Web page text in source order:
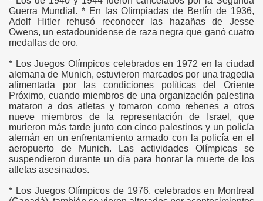
Guerra Mundial. * En las Olimpiadas de Berlí­n de 1936,
Adolf Hitler rehusó reconocer las hazañas de Jesse
Owens, un estadounidense de raza negra que ganó cuatro
medallas de oro.
* Los Juegos Olímpicos celebrados en 1972 en la ciudad
alemana de Munich, estuvieron marcados por una tragedia
alimentada por las condiciones polí­ticas del Oriente
Próximo, cuando miembros de una organización palestina
mataron a dos atletas y tomaron como rehenes a otros
nueve miembros de la representación de Israel, que
murieron más tarde junto con cinco palestinos y un policía
alemán en un enfrentamiento armado con la policía en el
aeropuerto de Munich. Las actividades Olímpicas se
suspendieron durante un dí­a para honrar la muerte de los
atletas asesinados.
* Los Juegos Olímpicos de 1976, celebrados en Montreal